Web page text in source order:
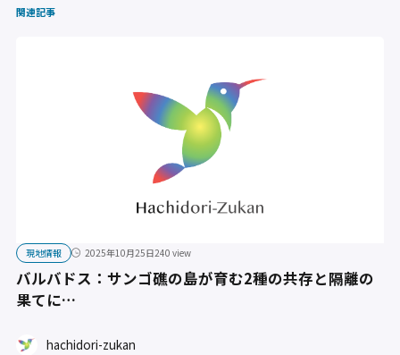
関連記事
現地情報 2025年10月25日240 view
バルバドス：サンゴ礁の島が育む2種の共存と隔離の
果てに…
hachidori-zukan